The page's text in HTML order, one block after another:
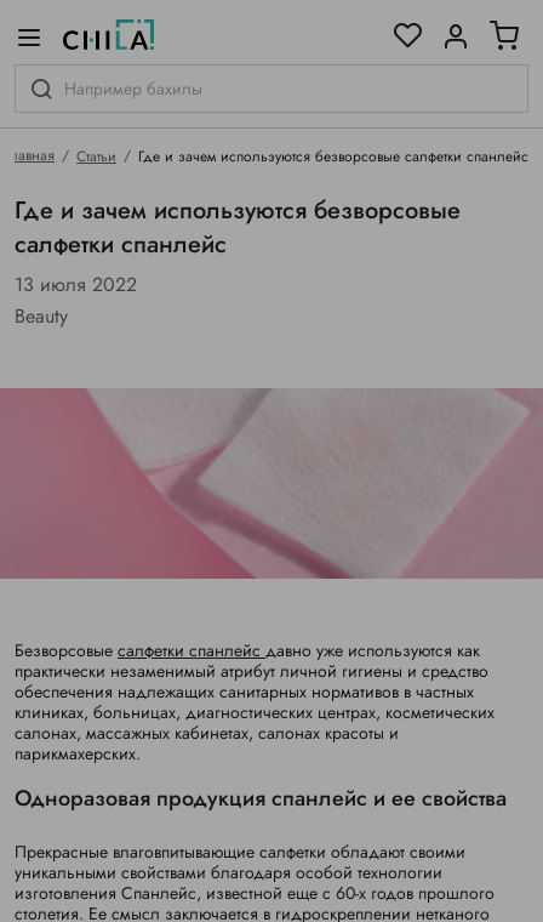
Главная Статьи Где и зачем используются безворсовые салфетки спанлейс
Где и зачем используются безворсовые
салфетки спанлейс
13 июля 2022
Beauty
Безворсовые салфетки спанлейс давно уже используются как
практически незаменимый атрибут личной гигиены и средство
обеспечения надлежащих санитарных нормативов в частных
клиниках, больницах, диагностических центрах, косметических
салонах, массажных кабинетах, салонах красоты и
парикмахерских.
Одноразовая продукция спанлейс и ее свойства
Прекрасные влаговпитывающие салфетки обладают своими
уникальными свойствами благодаря особой технологии
изготовления Спанлейс, известной еще с 60-х годов прошлого
столетия. Ее смысл заключается в гидроскреплении нетканого
гамме